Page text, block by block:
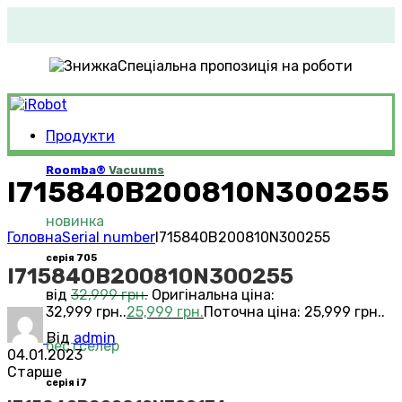
Спеціальна пропозиція на роботи
Продукти
Roomba® Vacuums
новинка
серія 705
від 32,999грн. Оригінальна ціна:
32,999 грн..25,999 грн.Поточна ціна: 25,999 грн..
бестселер
серія i7
I715840B200810N300255
ГоловнаSerial numberI715840B200810N300255
I715840B200810N300255
Від admin
04.01.2023
Старше